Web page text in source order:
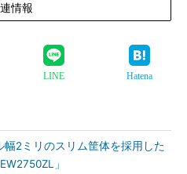
情報
LINE Hatena
幅2ミリのスリム筐体を採用した
」